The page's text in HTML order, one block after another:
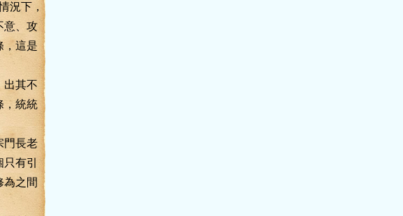
況下，
意、攻
，這是
其不
，統統
長老
有引
為之間